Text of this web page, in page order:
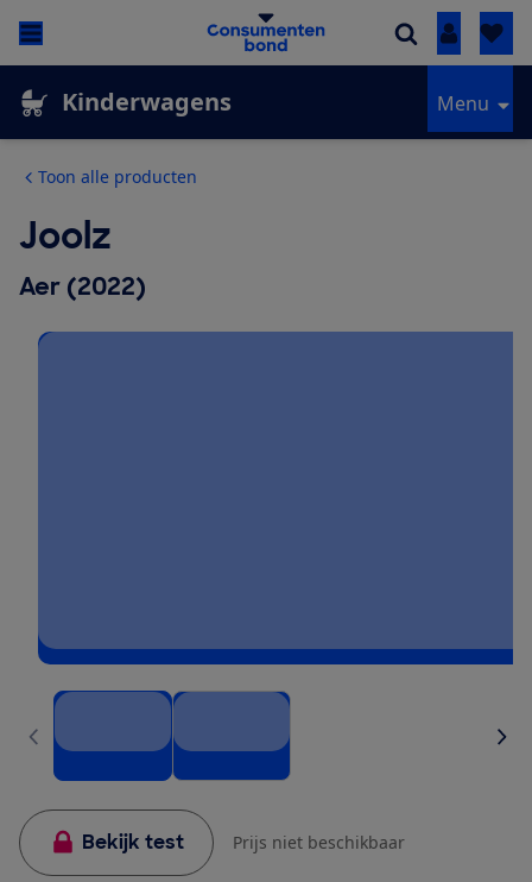
Inloggen
Kinderwagens Menu
Toon alle producten
Joolz
Aer (2022)
Bekijk test Prijs niet beschikbaar